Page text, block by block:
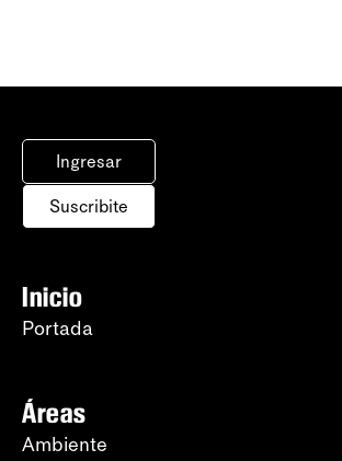
Ingresar
Suscribite
Inicio
Portada
Áreas
Ambiente